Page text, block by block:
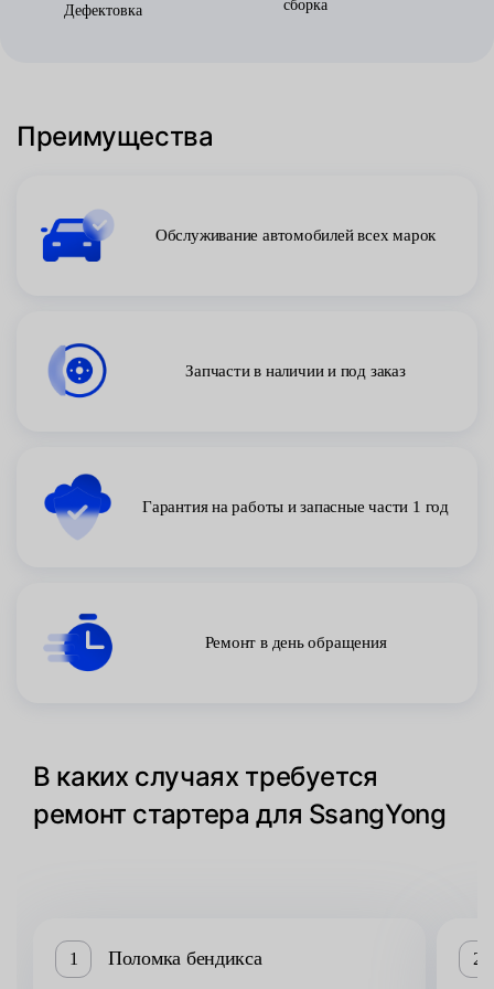
Дефектовка
сборка
Преимущества
Обслуживание автомобилей всех марок
Запчасти в наличии и под заказ
Гарантия на работы и запасные части 1 год
Ремонт в день обращения
В каких случаях требуется
ремонт стартера для SsangYong
1 Поломка бендикса 2